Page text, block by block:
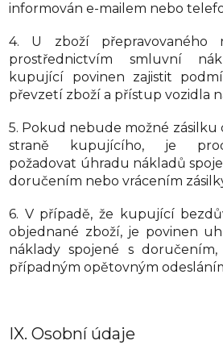
informován e-mailem nebo
4. U zboží přepravovaného
prostřednictvím smluvní
kupující povinen zajistit
převzetí zboží a přístup vozidla
5. Pokud nebude možné
straně kupujícího, je
požadovat úhradu nákladů
doručením nebo vrácením
6. V případě, že kupující
objednané zboží, je povinen
náklady spojené s
případným opětovným
IX.Osobní údaje